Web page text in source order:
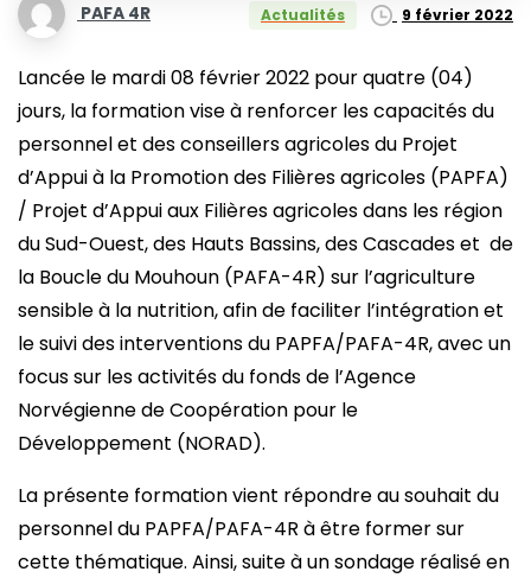
PAFA 4R Actualités 9 février 2022
Lancée le mardi 08 février 2022 pour quatre (04)
jours, la formation vise à renforcer les capacités du
personnel et des conseillers agricoles du Projet
d’Appui à la Promotion des Filières agricoles (PAPFA)
/ Projet d’Appui aux Filières agricoles dans les région
du Sud-Ouest, des Hauts Bassins, des Cascades et de
la Boucle du Mouhoun (PAFA-4R) sur l’agriculture
sensible à la nutrition, afin de faciliter l’intégration et
le suivi des interventions du PAPFA/PAFA-4R, avec un
focus sur les activités du fonds de l’Agence
Norvégienne de Coopération pour le
Développement (NORAD).
La présente formation vient répondre au souhait du
personnel du PAPFA/PAFA-4R à être former sur
cette thématique. Ainsi, suite à un sondage réalisé en